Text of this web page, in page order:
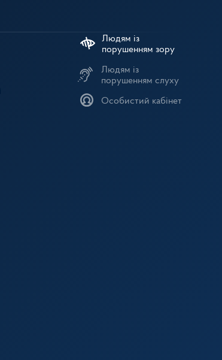
Людям із
порушенням слуху
Особистий кабінет